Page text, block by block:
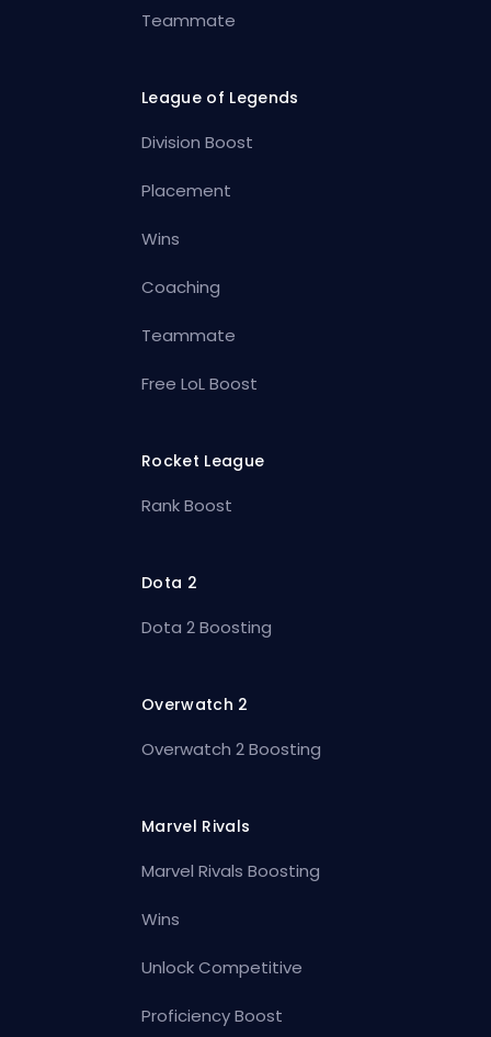
Teammate
League of Legends
Division Boost
Placement
Wins
Coaching
Teammate
Free LoL Boost
Rocket League
Rank Boost
Dota 2
Dota 2 Boosting
Overwatch 2
Overwatch 2 Boosting
Marvel Rivals
Marvel Rivals Boosting
Wins
Unlock Competitive
Proficiency Boost